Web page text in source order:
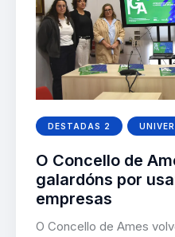
DESTADAS 2
O Concello de
galardóns por
empresas
O Concello de Ames